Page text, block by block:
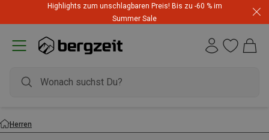
Highlights zum unschlagbaren Preis! Bis zu -60 % im
Summer Sale
Herren